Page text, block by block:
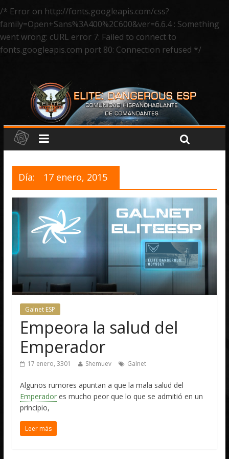
/* Error on http://fonts.googleapis.com/css?
family=Open+Sans%3A400%2C600&ver=6.6.4 : Something
went wrong: cURL error 7: Failed to connect to
fonts.googleapis.com port 80: Connection refused */
Día: 17 enero, 2015
Galnet ESP
Empeora la salud del
Emperador
17 enero, 3301 Shemuev Galnet
Algunos rumores apuntan a que la mala salud del
Emperador es mucho peor que lo que se admitió en un
principio,
Leer más